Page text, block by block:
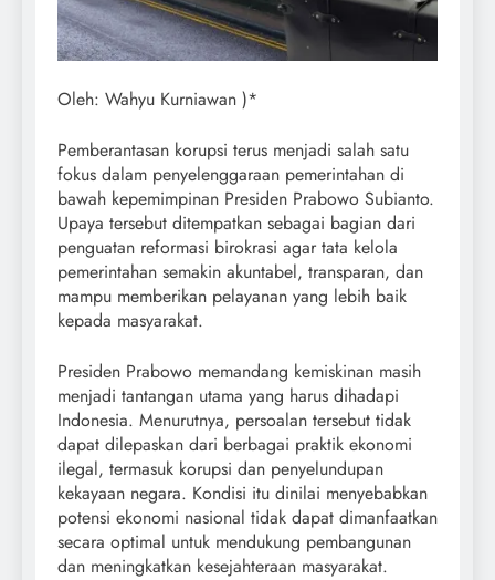
Oleh: Wahyu Kurniawan )*
Pemberantasan korupsi terus menjadi salah satu
fokus dalam penyelenggaraan pemerintahan di
bawah kepemimpinan Presiden Prabowo Subianto.
Upaya tersebut ditempatkan sebagai bagian dari
penguatan reformasi birokrasi agar tata kelola
pemerintahan semakin akuntabel, transparan, dan
mampu memberikan pelayanan yang lebih baik
kepada masyarakat.
Presiden Prabowo memandang kemiskinan masih
menjadi tantangan utama yang harus dihadapi
Indonesia. Menurutnya, persoalan tersebut tidak
dapat dilepaskan dari berbagai praktik ekonomi
ilegal, termasuk korupsi dan penyelundupan
kekayaan negara. Kondisi itu dinilai menyebabkan
potensi ekonomi nasional tidak dapat dimanfaatkan
secara optimal untuk mendukung pembangunan
dan meningkatkan kesejahteraan masyarakat.